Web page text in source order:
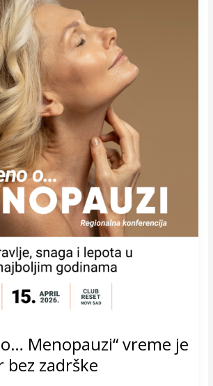
Menopauzi“ vreme je
bez zadrške